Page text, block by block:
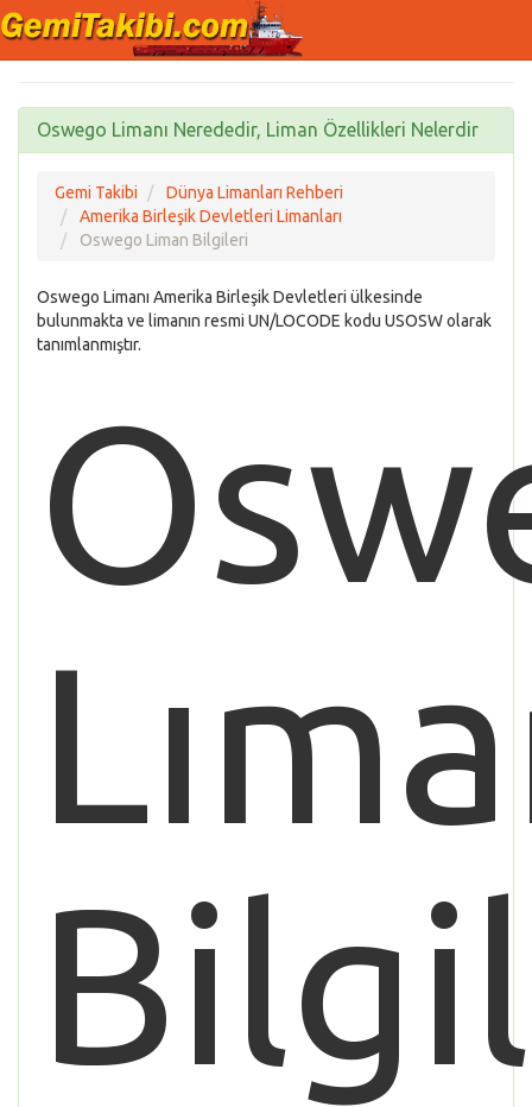
Oswego Limanı Nerededir, Liman Özellikleri Nelerdir
Gemi Takibi
Dünya Limanları Rehberi
Amerika Birleşik Devletleri Limanları
Oswego Liman Bilgileri
Oswego Limanı Amerika Birleşik Devletleri ülkesinde
bulunmakta ve limanın resmi UN/LOCODE kodu USOSW olarak
tanımlanmıştır.